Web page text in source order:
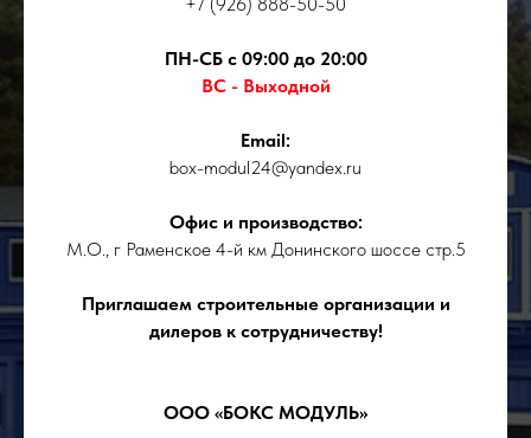
+7 (926) 888-50-50
ПН-СБ с 09:00 до 20:00
ВС - Выходной
Email:
box-modul24@yandex.ru
Офис и производство:
М.О., г Раменское 4-й км Донинского шоссе стр.5
Приглашаем строительные организации и
дилеров к сотрудничеству!
ООО «БОКС МОДУЛЬ»